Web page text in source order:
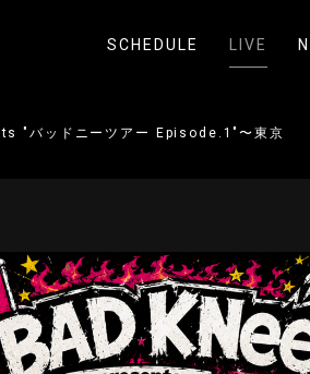
SCHEDULE LIVE
"バッドニーツアー Episode.1"〜東京編